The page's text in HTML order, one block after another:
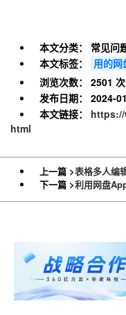
本文分类：
常见问
本文标签：
用的网
浏览次数：
2501
发布日期：
2024-
本文链接：
html
上一篇 >表格多人编
下一篇 >利用网盘